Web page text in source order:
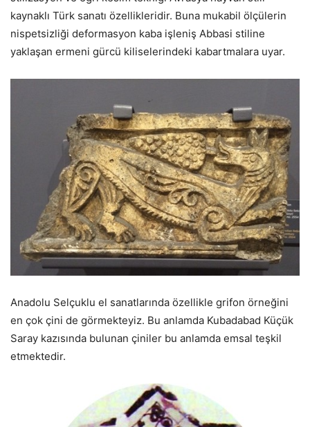
kaynaklı Türk sanatı özellikleridir. Buna mukabil ölçülerin
nispetsizliği deformasyon kaba işleniş Abbasi stiline
yaklaşan ermeni gürcü kiliselerindeki kabartmalara uyar.
Anadolu Selçuklu el sanatlarında özellikle grifon örneğini
en çok çini de görmekteyiz. Bu anlamda Kubadabad Küçük
Saray kazısında bulunan çiniler bu anlamda emsal teşkil
etmektedir.